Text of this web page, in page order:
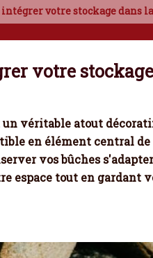
votre stockage dans
votre
véritable atout
en élément central
vos bûches
espace tout en gardant